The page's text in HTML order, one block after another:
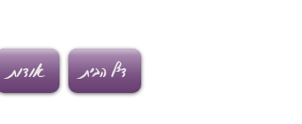
דף הבית אודות